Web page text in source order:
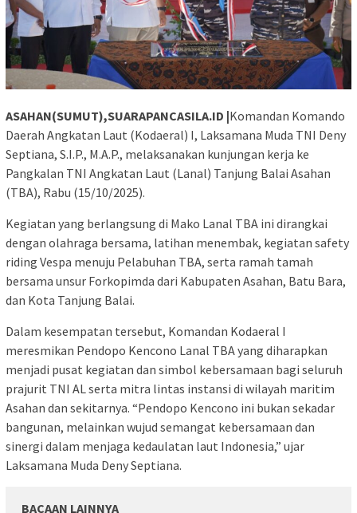
ASAHAN(SUMUT),SUARAPANCASILA.ID |Komandan Komando
Daerah Angkatan Laut (Kodaeral) I, Laksamana Muda TNI Deny
Septiana, S.I.P., M.A.P., melaksanakan kunjungan kerja ke
Pangkalan TNI Angkatan Laut (Lanal) Tanjung Balai Asahan
(TBA), Rabu (15/10/2025).
Kegiatan yang berlangsung di Mako Lanal TBA ini dirangkai
dengan olahraga bersama, latihan menembak, kegiatan safety
riding Vespa menuju Pelabuhan TBA, serta ramah tamah
bersama unsur Forkopimda dari Kabupaten Asahan, Batu Bara,
dan Kota Tanjung Balai.
Dalam kesempatan tersebut, Komandan Kodaeral I
meresmikan Pendopo Kencono Lanal TBA yang diharapkan
menjadi pusat kegiatan dan simbol kebersamaan bagi seluruh
prajurit TNI AL serta mitra lintas instansi di wilayah maritim
Asahan dan sekitarnya. “Pendopo Kencono ini bukan sekadar
bangunan, melainkan wujud semangat kebersamaan dan
sinergi dalam menjaga kedaulatan laut Indonesia,” ujar
Laksamana Muda Deny Septiana.
BACAAN LAINNYA